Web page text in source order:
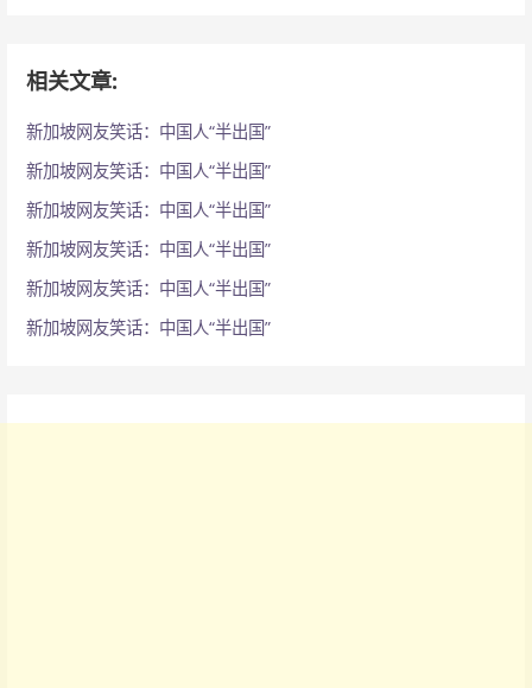
相关文章:
新加坡网友笑话：中国人“半出国”
新加坡网友笑话：中国人“半出国”
新加坡网友笑话：中国人“半出国”
新加坡网友笑话：中国人“半出国”
新加坡网友笑话：中国人“半出国”
新加坡网友笑话：中国人“半出国”